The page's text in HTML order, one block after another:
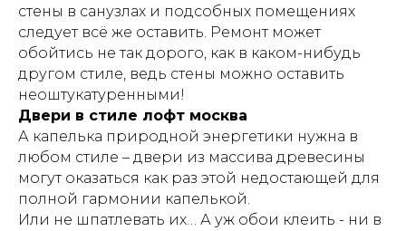
стены в санузлах и подсобных помещениях
следует всё же оставить. Ремонт может
обойтись не так дорого, как в каком-нибудь
другом стиле, ведь стены можно оставить
неоштукатуренными!
Двери в стиле лофт москва
А капелька природной энергетики нужна в
любом стиле – двери из массива древесины
могут оказаться как раз этой недостающей для
полной гармонии капелькой.
Или не шпатлевать их… А уж обои клеить - ни в